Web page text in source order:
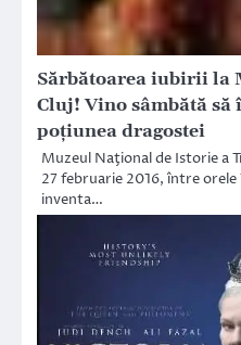
Sărbătoarea iubirii la
Cluj! Vino sâmbătă să
poțiunea dragostei
Muzeul Naţional de Istorie a
27 februarie 2016, între
inventa…